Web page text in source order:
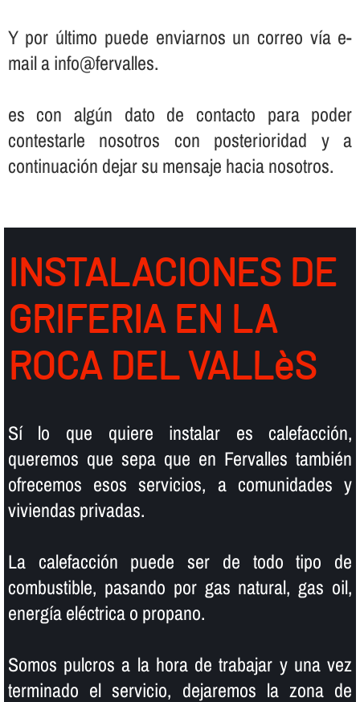
Y por último puede enviarnos un correo ví­a e-
mail a info@fervalles.
es con algún dato de contacto para poder
contestarle nosotros con posterioridad y a
continuación dejar su mensaje hacia nosotros.
INSTALACIONES DE
GRIFERIA EN LA
ROCA DEL VALLèS
Sí­ lo que quiere instalar es calefacción,
queremos que sepa que en Fervalles también
ofrecemos esos servicios, a comunidades y
viviendas privadas.
La calefacción puede ser de todo tipo de
combustible, pasando por gas natural, gas oil,
energí­a eléctrica o propano.
Somos pulcros a la hora de trabajar y una vez
terminado el servicio, dejaremos la zona de